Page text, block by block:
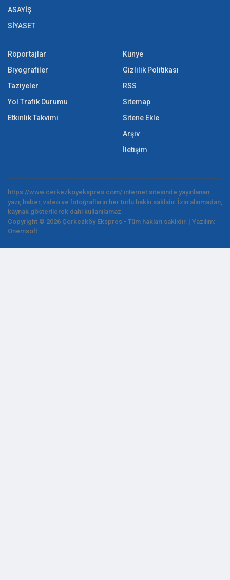
ASAYİŞ
SİYASET
Röportajlar
Biyografiler
Taziyeler
Yol Trafik Durumu
Etkinlik Takvimi
Künye
Gizlilik Politikası
RSS
Sitemap
Sitene Ekle
Arşiv
İletişim
https://www.cerkezkoyekspres.com/ internet sitesinde yayınlanan
yazı, haber, video ve fotoğrafların her türlü hakkı saklıdır. İzin alınmadan,
kaynak gösterilerek dahi kullanılamaz.
Copyright © 2026 Çerkezköy Ekspres - Tüm hakları saklıdır. | Yazılım:
Onemsoft